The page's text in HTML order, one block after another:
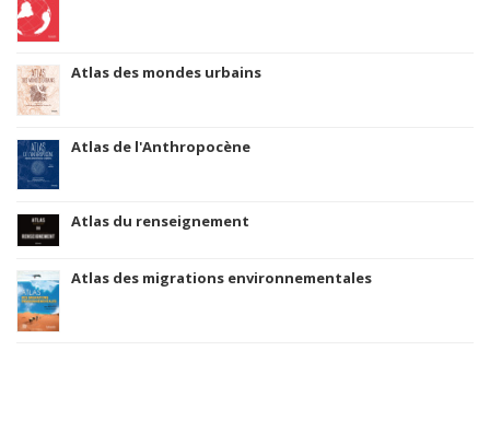
Atlas des mondes urbains
Atlas de l'Anthropocène
Atlas du renseignement
Atlas des migrations environnementales